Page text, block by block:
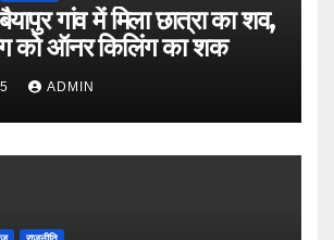
गांव में मिला छात्रा का शव,
को ऑनर किलिंग का शक
ADMIN